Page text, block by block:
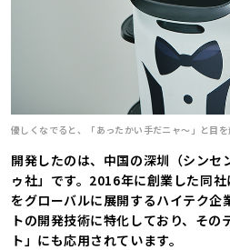
優しくなでると、「あったかい手だニャ〜」と目を
開発したのは、中国の深圳（シンセ
ゥ社」です。2016年に創業した同
をグローバルに展開するハイテク企
トの開発技術に特化しており、その
ト」にも応用されています。